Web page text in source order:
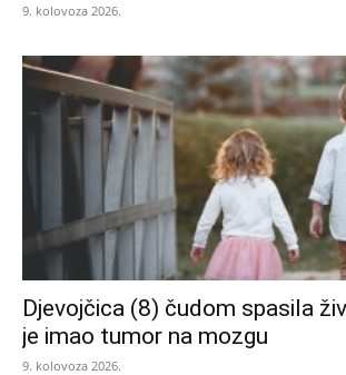
9. kolovoza 2026.
Djevojčica (8) čudom spasila
je imao tumor na mozgu
9. kolovoza 2026.